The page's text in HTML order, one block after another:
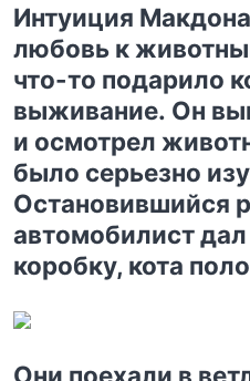
Интуиция
любовь к
что-то подарило
выживание. Он
и осмотрел
было серьезно
Остановившийся
автомобилист
коробку, кота
Они поехали в